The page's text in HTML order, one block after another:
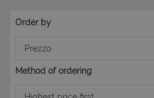
Order by
Method of ordering